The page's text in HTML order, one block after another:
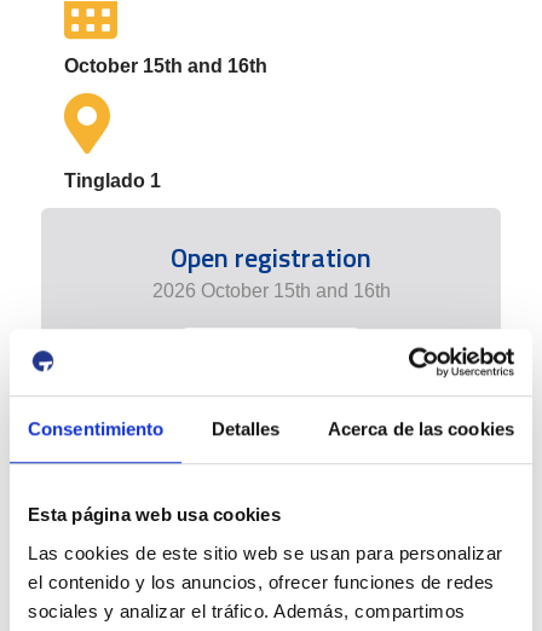
Consentimiento Detalles Acerca de las cookies
Esta página web usa cookies
Las cookies de este sitio web se usan para personalizar
el contenido y los anuncios, ofrecer funciones de redes
sociales y analizar el tráfico. Además, compartimos
October 15th and 16th
Tinglado 1
Open registration
2026 October 15th and 16th